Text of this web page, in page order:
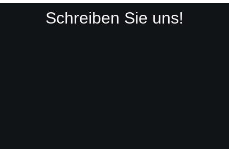
Schreiben Sie uns!